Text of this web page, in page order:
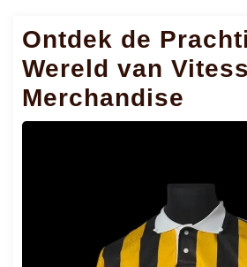
Ontdek de
Wereld van
Merchandise